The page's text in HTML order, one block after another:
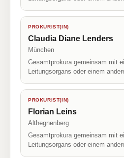
PROKURIST(IN)
Claudia Diane Lenders
München
Gesamtprokura gemeinsam mit
Leitungsorgans oder einem
PROKURIST(IN)
Florian Leins
Althegnenberg
Gesamtprokura gemeinsam mit
Leitungsorgans oder einem